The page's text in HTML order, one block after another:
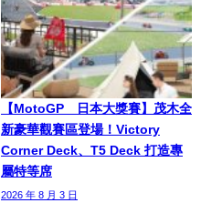
【MotoGP™日本大獎賽】茂木全
新豪華觀賽區登場！Victory
Corner Deck、T5 Deck 打造專
屬特等席
2026 年 8 月 3 日